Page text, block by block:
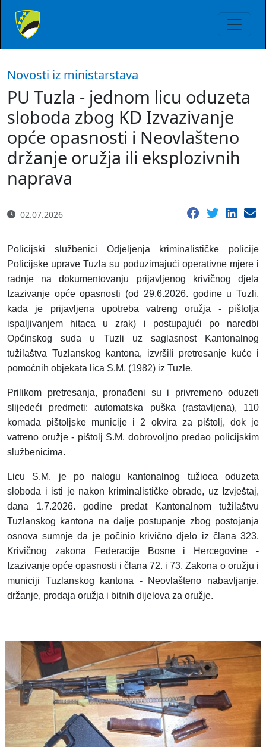
Novosti iz ministarstava
PU Tuzla - jednom licu oduzeta
sloboda zbog KD Izvazivanje
opće opasnosti i Neovlašteno
držanje oružja ili eksplozivnih
naprava
02.07.2026
Policijski službenici Odjeljenja kriminalističke policije
Policijske uprave Tuzla su poduzimajući operativne mjere i
radnje na dokumentovanju prijavljenog krivičnog djela
Izazivanje opće opasnosti (od 29.6.2026. godine u Tuzli,
kada je prijavljena upotreba vatreng oružja - pištolja
ispaljivanjem hitaca u zrak) i postupajući po naredbi
Općinskog suda u Tuzli uz saglasnost Kantonalnog
tužilaštva Tuzlanskog kantona, izvršili pretresanje kuće i
pomoćnih objekata lica S.M. (1982) iz Tuzle.
Prilikom pretresanja, pronađeni su i privremeno oduzeti
slijedeći predmeti: automatska puška (rastavljena), 110
komada pištoljske municije i 2 okvira za pištolj, dok je
vatreno oružje - pištolj S.M. dobrovoljno predao policijskim
službenicima.
Licu S.M. je po nalogu kantonalnog tužioca oduzeta
sloboda i isti je nakon kriminalističke obrade, uz Izvještaj,
dana 1.7.2026. godine predat Kantonalnom tužilaštvu
Tuzlanskog kantona na dalje postupanje zbog postojanja
osnova sumnje da je počinio krivično djelo iz člana 323.
Krivičnog zakona Federacije Bosne i Hercegovine -
Izazivanje opće opasnosti i člana 72. i 73. Zakona o oružju i
municiji Tuzlanskog kantona - Neovlašteno nabavljanje,
držanje, prodaja oružja i bitnih dijelova za oružje.